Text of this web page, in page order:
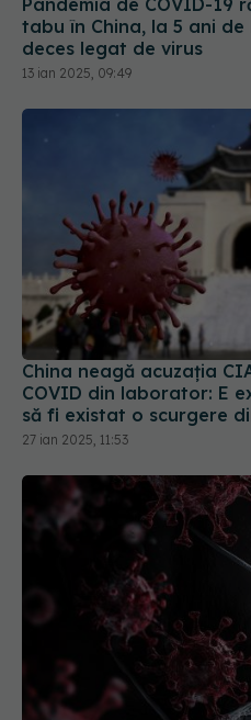
China neagă acuzația
COVID din laborator: E
să fi existat o scurgere
27 ian 2025, 11:53
Ceața cerebrală din
ce milioane de oameni
13 oct 2025, 08:27